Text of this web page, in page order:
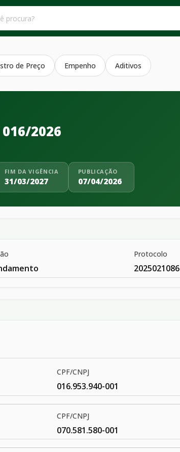
de Preço Empenho Aditivos
2026
FIM DA VIGÊNCIA
31/03/2027
PUBLICAÇÃO
07/04/2026
Protocolo
2025021086
CPF/CNPJ
016.953.940-001
CPF/CNPJ
070.581.580-001